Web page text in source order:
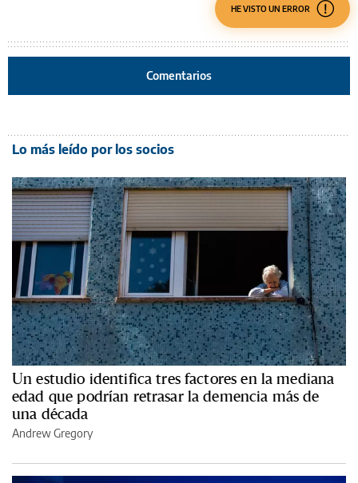
HE VISTO UN ERROR
Comentarios
Lo más leído por los socios
Un estudio identifica tres factores en la mediana
edad que podrían retrasar la demencia más de
una década
Andrew Gregory